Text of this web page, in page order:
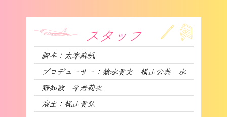
スタッフ
脚本：太宰麻帆
プロデューサー：鎗水貴史 横山公典 水
野知歌 平岩莉央
演出：梶山貴弘